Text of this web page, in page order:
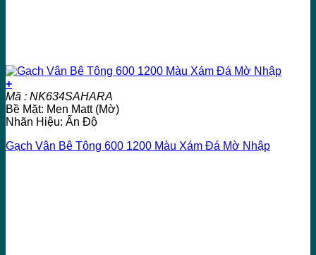
+
Mã : NK634SAHARA
Bề Mặt: Men Matt (Mờ)
Nhãn Hiệu: Ấn Độ
Gạch Vân Bê Tông 600 1200 Màu Xám Đá Mờ Nhập